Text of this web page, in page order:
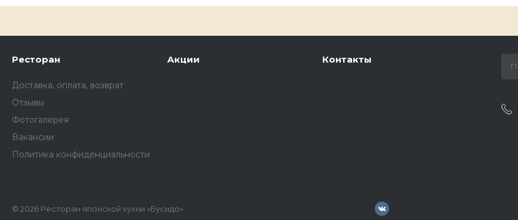
Ресторан
Доставка, оплата, возврат
Отзывы
Фотогалерея
Вакансии
Политика конфиденциальности
Акции Контакты
© 2026 Ресторан японской кухни «Бусидо»